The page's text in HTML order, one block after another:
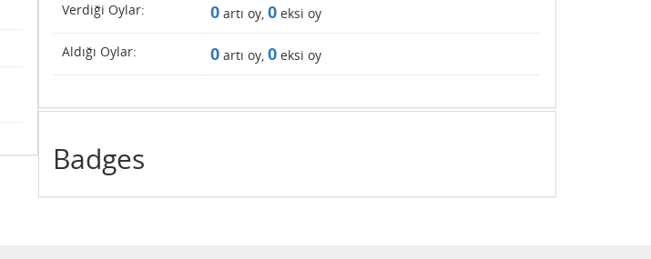
Verdiği Oylar: 0artı oy, 0eksi oy
Aldığı Oylar: 0artı oy, 0eksi oy
Badges